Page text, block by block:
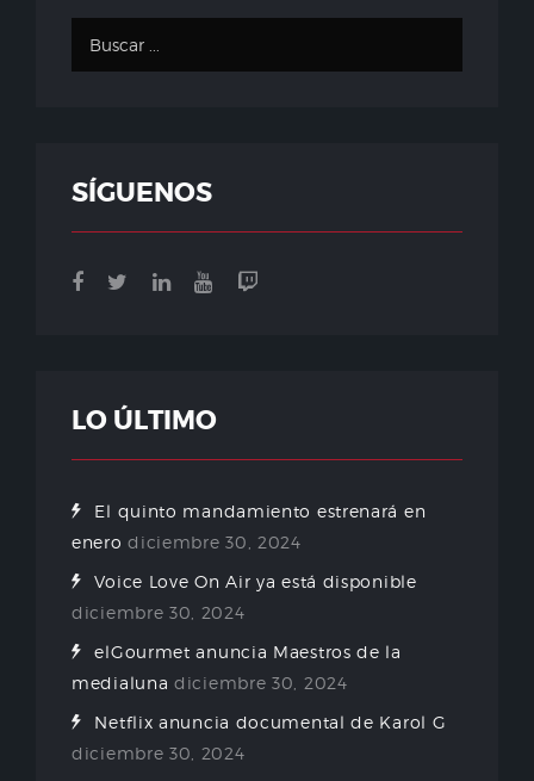
SÍGUENOS
LO ÚLTIMO
El quinto mandamiento estrenará en
enero diciembre 30, 2024
Voice Love On Air ya está disponible
diciembre 30, 2024
elGourmet anuncia Maestros de la
medialuna diciembre 30, 2024
Netflix anuncia documental de Karol G
diciembre 30, 2024